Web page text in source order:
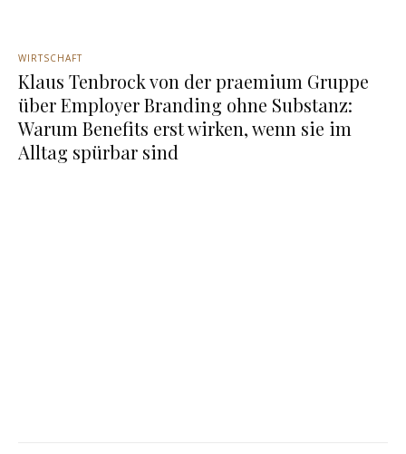
WIRTSCHAFT
Klaus Tenbrock von der praemium Gruppe
über Employer Branding ohne Substanz:
Warum Benefits erst wirken, wenn sie im
Alltag spürbar sind